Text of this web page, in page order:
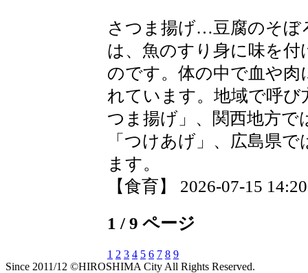
さつま揚げ…豆腐のそぼ
は、魚のすり身に味を
のです。体の中で血や
れています。地域で呼び
つま揚げ」、関西地方で
「つけあげ」、広島県
ます。
【食育】 2026-07-15
1 / 9 ページ
1 2 3 4 5 6 7 8 9
Since 2011/12 ©HIROSHIMA City All Rights Reserved.